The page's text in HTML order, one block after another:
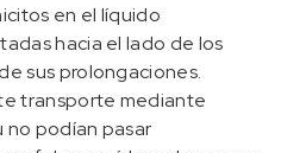
en el líquido
hacia el lado de los
sus prolongaciones.
transporte mediante
podían pasar